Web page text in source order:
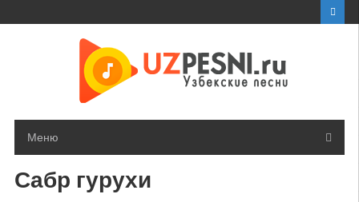
Меню
Сабр гурухи